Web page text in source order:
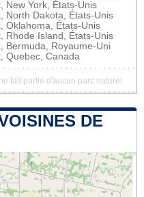
New York, États-Unis
North Dakota, États-Unis
Oklahoma, États-Unis
Rhode Island, États-Unis
Bermuda, Royaume-Uni
Quebec, Canada
fait partie d'aucun parc naturel
DE